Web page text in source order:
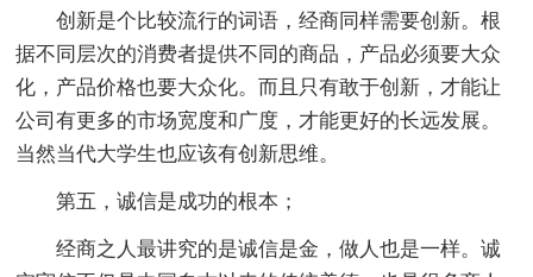
创新是个比较流行的词语，经商同样需要创新。根
据不同层次的消费者提供不同的商品，产品必须要大众
化，产品价格也要大众化。而且只有敢于创新，才能让
公司有更多的市场宽度和广度，才能更好的长远发展。
当然当代大学生也应该有创新思维。
第五，诚信是成功的根本；
经商之人最讲究的是诚信是金，做人也是一样。诚